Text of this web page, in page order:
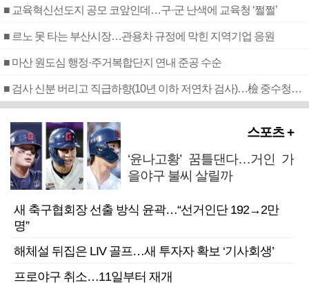
■ 교육혁신선도지 공모 코앞인데…구·군 난색에 교육청 ‘쩔쩔’
■ 르노 못 타는 부산시장…관용차 규정에 막힌 지역기업 응원
■ 마산 원도심 행정·주거복합단지 연내 준공 수순
■ 검사 신분 버리고 직급하향(10년 이하 저연차 검사)…檢 중수청행 기피
스포츠 +
‘윤나고황’ 꿈틀댄다…거인 가
을야구 불씨 살릴까
새 축구협회장 선출 방식 윤곽…“선거인단 192→2만
명”
해체설 뒤집은 LIV 골프…새 투자자 확보 ‘기사회생’
프로야구 취소…11일부터 재개